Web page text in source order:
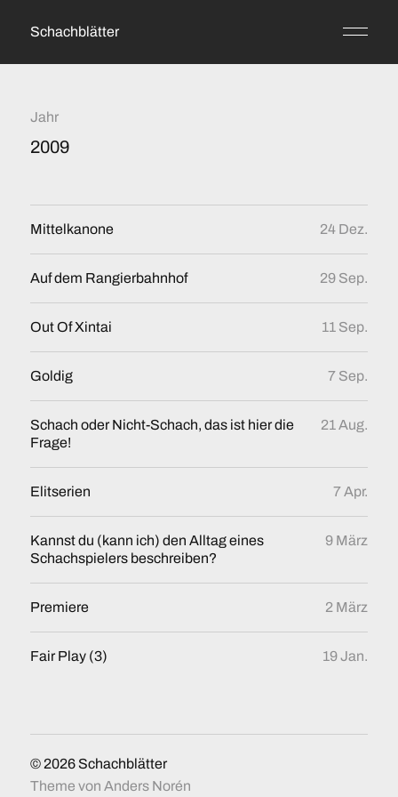
Schachblätter
Jahr
2009
Mittelkanone 24 Dez.
Auf dem Rangierbahnhof 29 Sep.
Out Of Xintai 11 Sep.
Goldig 7 Sep.
Schach oder Nicht-Schach, das ist hier die
Frage!
21 Aug.
Elitserien 7 Apr.
Kannst du (kann ich) den Alltag eines
Schachspielers beschreiben?
9 März
Premiere 2 März
Fair Play (3) 19 Jan.
© 2026 Schachblätter
Theme von Anders Norén